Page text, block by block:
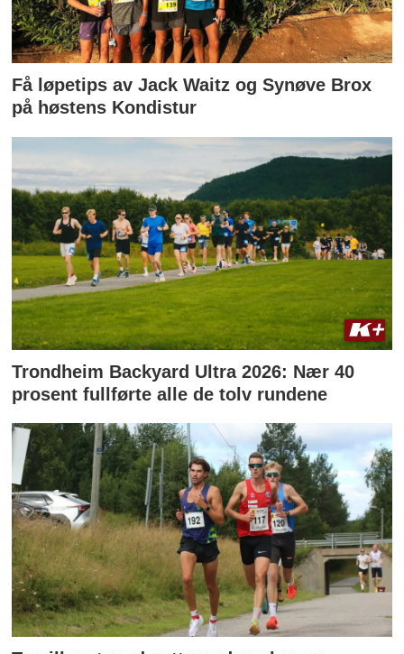
Få løpetips av Jack Waitz og Synøve Brox
på høstens Kondistur
Trondheim Backyard Ultra 2026: Nær 40
prosent fullførte alle de tolv rundene